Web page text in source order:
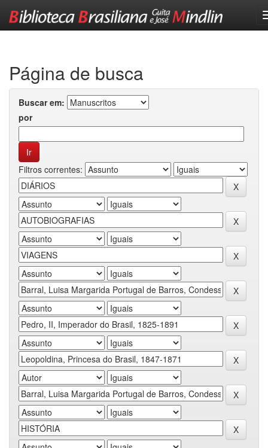
Página de busca
Buscar em:
por
Filtros correntes: